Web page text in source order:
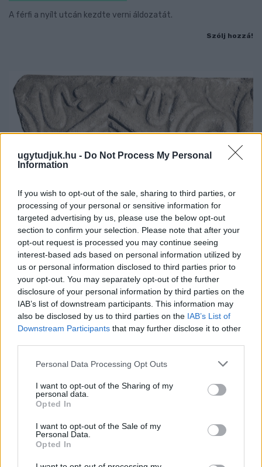
ugytudjuk.hu - Do Not Process My Personal
Information
If you wish to opt-out of the sale, sharing to third parties, or
processing of your personal or sensitive information for
targeted advertising by us, please use the below opt-out
section to confirm your selection. Please note that after your
opt-out request is processed you may continue seeing
interest-based ads based on personal information utilized by
us or personal information disclosed to third parties prior to
your opt-out. You may separately opt-out of the further
disclosure of your personal information by third parties on the
IAB’s list of downstream participants. This information may
also be disclosed by us to third parties on the IAB’s List of
Downstream Participants that may further disclose it to other
Please note that this website/app uses one or more Google
not limited to your visit or usage behaviour. You may click to
grant or deny consent to Google and its third-party tags to
use your data for below specified purposes in below Google
consent section.
Personal Data Processing Opt Outs
I want to opt-out of the Sharing of my
personal data.
Opted In
I want to opt-out of the Sale of my
Personal Data.
Opted In
A férfi a nyílt utcán kezdte verni áldozatát.
Szólj hozzá!
A RÓMAIAKTÓL AZ AGYAGKATONÁKIG –
TÁRLATVEZETÉSEK, WORKSHOP ÉS
KÖZÖNSÉGTALÁLKOZÓ VÁRJA A LÁTOGATÓKAT A
GYŐRI RÓMER MÚZEUMBAN
Ingyenes programokkal és különleges kiállításokkal készülnek a
hét második felére, a hőségriadó idején ráadásul a Várkazamata
– Kőtár is díjmentesen látogatható.